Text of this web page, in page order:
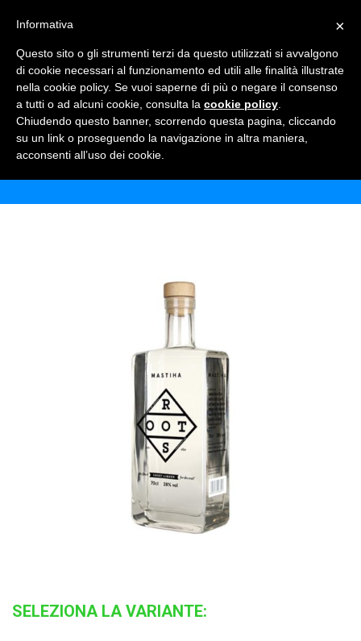
ROOTS MASTIHA 70 CL
Home Shop Alcolici
SELEZIONA LA VARIANTE:
×
Informativa
Questo sito o gli strumenti terzi da questo utilizzati si avvalgono
di cookie necessari al funzionamento ed utili alle finalità illustrate
nella cookie policy. Se vuoi saperne di più o negare il consenso
a tutti o ad alcuni cookie, consulta la cookie policy
Chiudendo questo banner, scorrendo questa pagina, cliccando
su un link o proseguendo la navigazione in altra maniera,
acconsenti all’uso dei cookie.